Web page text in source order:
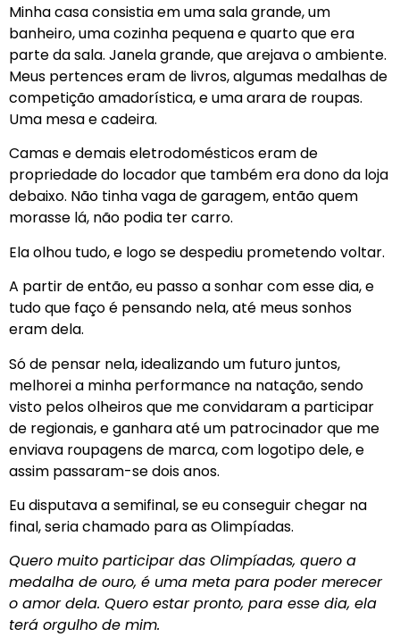
Minha casa consistia em uma sala grande, um
banheiro, uma cozinha pequena e quarto que era
parte da sala. Janela grande, que arejava o ambiente.
Meus pertences eram de livros, algumas medalhas de
competição amadorística, e uma arara de roupas.
Uma mesa e cadeira.
Camas e demais eletrodomésticos eram de
propriedade do locador que também era dono da loja
debaixo. Não tinha vaga de garagem, então quem
morasse lá, não podia ter carro.
Ela olhou tudo, e logo se despediu prometendo voltar.
A partir de então, eu passo a sonhar com esse dia, e
tudo que faço é pensando nela, até meus sonhos
eram dela.
Só de pensar nela, idealizando um futuro juntos,
melhorei a minha performance na natação, sendo
visto pelos olheiros que me convidaram a participar
de regionais, e ganhara até um patrocinador que me
enviava roupagens de marca, com logotipo dele, e
assim passaram-se dois anos.
Eu disputava a semifinal, se eu conseguir chegar na
final, seria chamado para as Olimpíadas.
Quero muito participar das Olimpíadas, quero a
medalha de ouro, é uma meta para poder merecer
o amor dela. Quero estar pronto, para esse dia, ela
terá orgulho de mim.